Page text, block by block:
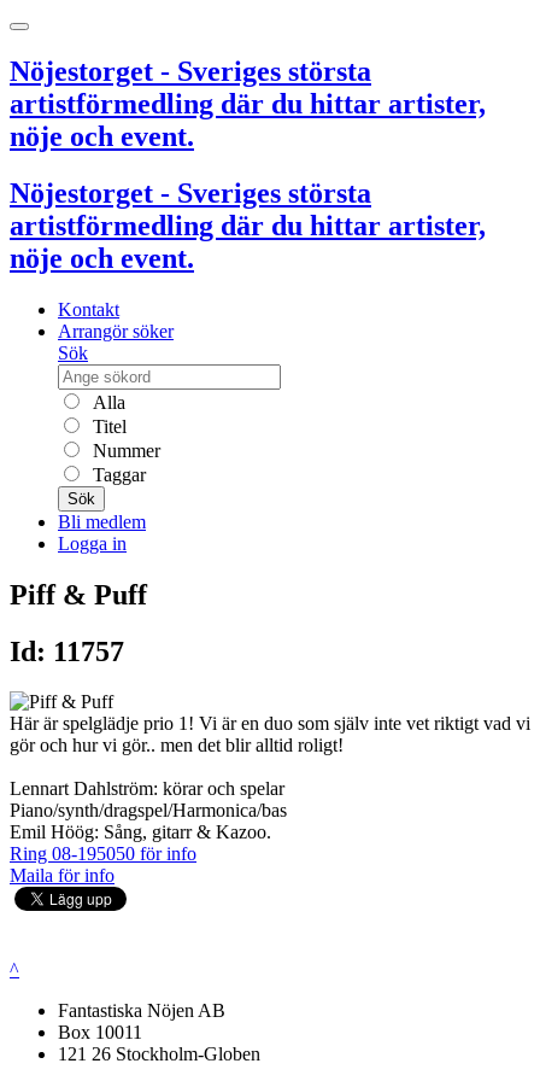
Nöjestorget - Sveriges största
artistförmedling där du hittar artister,
nöje och event.
Nöjestorget - Sveriges största
artistförmedling där du hittar artister,
nöje och event.
Kontakt
Arrangör söker
Sök
Alla
Titel
Nummer
Taggar
Sök
Bli medlem
Logga in
Piff & Puff
Id: 11757
Här är spelglädje prio 1! Vi är en duo som själv inte vet riktigt vad vi
gör och hur vi gör.. men det blir alltid roligt!
Lennart Dahlström: körar och spelar
Piano/synth/dragspel/Harmonica/bas
Emil Höög: Sång, gitarr & Kazoo.
Ring 08-195050 för info
Maila för info
^
Fantastiska Nöjen AB
Box 10011
121 26 Stockholm-Globen